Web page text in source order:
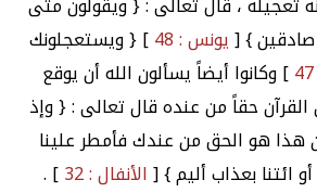
صادقين } [يونس : 48
] { ويستعجلونك
] وكانوا أيضاً يسألون الله أن يوقع
القرآن حقاً من عنده قال تعالى : { وإذ
هذا هو الحق من عندك فأمطر علينا
ائتنا بعذاب أليم } [الأنفال : 32
] .